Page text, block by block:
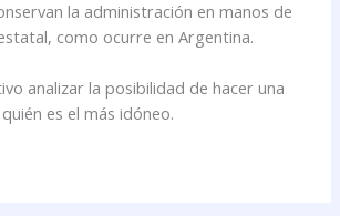
la administración en manos de
como ocurre en Argentina.
analizar la posibilidad de hacer una
es el más idóneo.